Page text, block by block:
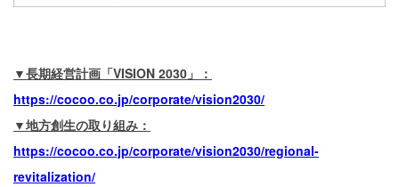
▼長期経営計画「VISION 2030」：
https://cocoo.co.jp/corporate/vision2030/
▼地方創生の取り組み：
https://cocoo.co.jp/corporate/vision2030/regional-
revitalization/